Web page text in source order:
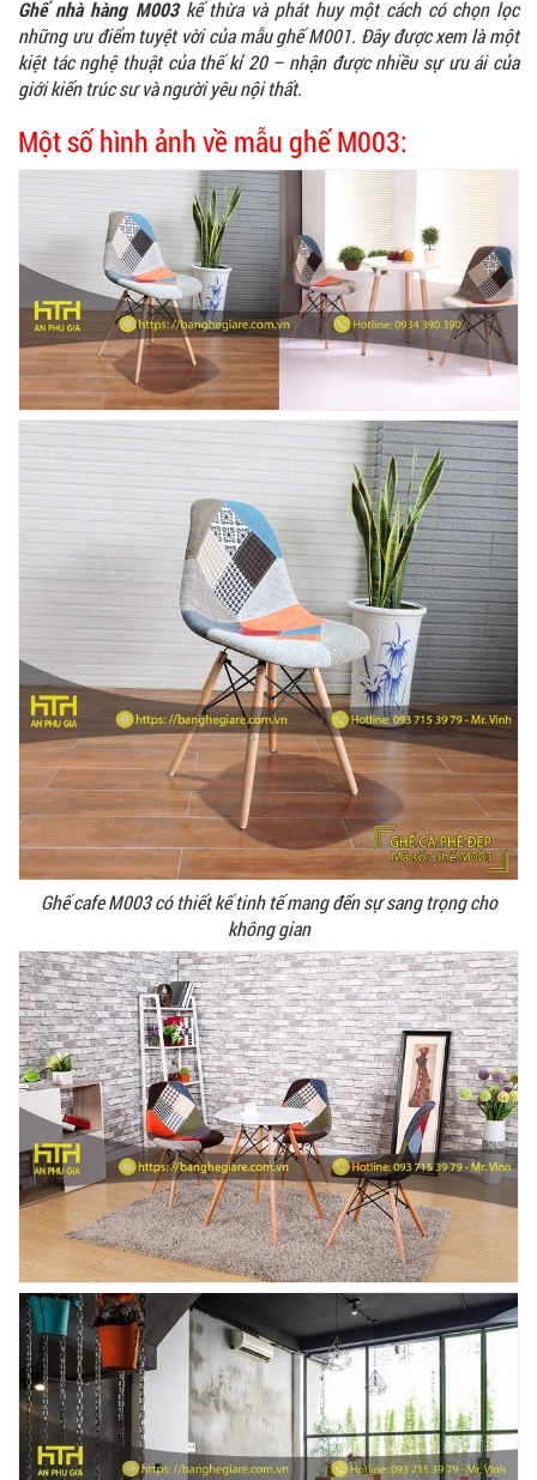
Ghế nhà hàng M003kế thừa và phát huy một cách có chọn lọc
những ưu điểm tuyệt vời của mẫu ghế M001. Đây được xem là một
kiệt tác nghệ thuật của thế kỉ 20 – nhận được nhiều sự ưu ái của
giới kiến trúc sư và người yêu nội thất.
Một số hình ảnh về mẫu ghế M003:
Ghế cafe M003 có thiết kế tinh tế mang đến sự sang trọng cho
không gian